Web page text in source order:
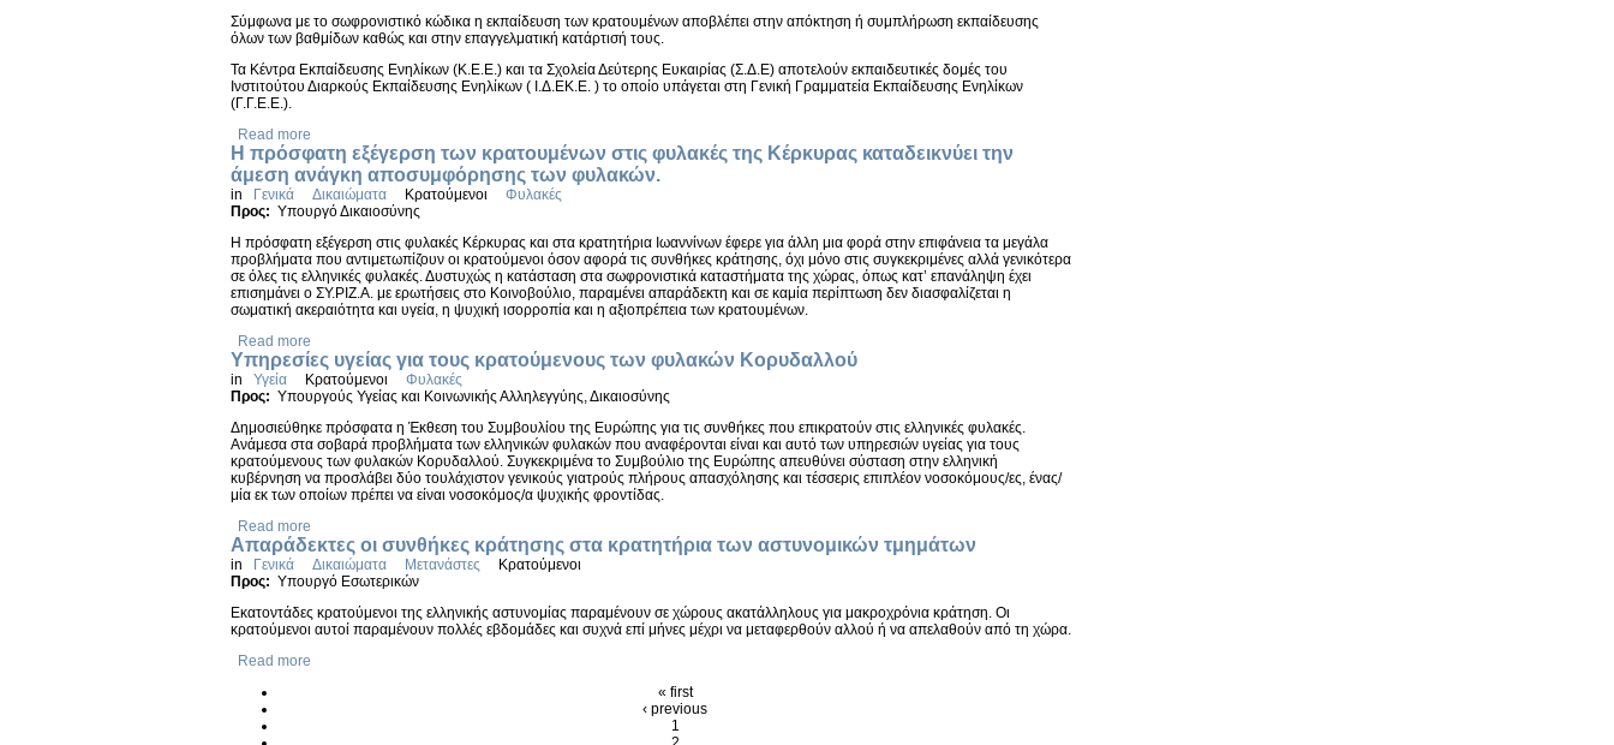
Σύμφωνα με το σωφρονιστικό κώδικα η εκπαίδευση των κρατουμένων αποβλέπει στην απόκτηση ή συμπλήρωση εκπαίδευσης
όλων των βαθμίδων καθώς και στην επαγγελματική κατάρτισή τους.
Τα Κέντρα Εκπαίδευσης Ενηλίκων (Κ.Ε.Ε.) και τα Σχολεία Δεύτερης Ευκαιρίας (Σ.Δ.Ε) αποτελούν εκπαιδευτικές δομές του
Ινστιτούτου Διαρκούς Εκπαίδευσης Ενηλίκων ( Ι.Δ.ΕΚ.Ε. ) το οποίο υπάγεται στη Γενική Γραμματεία Εκπαίδευσης Ενηλίκων
(Γ.Γ.Ε.Ε.).
Read more
Η πρόσφατη εξέγερση των κρατουμένων στις φυλακές της Κέρκυρας καταδεικνύει την
άμεση ανάγκη αποσυμφόρησης των φυλακών.
in Γενικά Δικαιώματα Κρατούμενοι
Φυλακές
Προς: Υπουργό Δικαιοσύνης
Η πρόσφατη εξέγερση στις φυλακές Κέρκυρας και στα κρατητήρια Ιωαννίνων έφερε για άλλη μια φορά στην επιφάνεια τα μεγάλα
προβλήματα που αντιμετωπίζουν οι κρατούμενοι όσον αφορά τις συνθήκες κράτησης, όχι μόνο στις συγκεκριμένες αλλά γενικότερα
σε όλες τις ελληνικές φυλακές. Δυστυχώς η κατάσταση στα σωφρονιστικά καταστήματα της χώρας, όπως κατ’ επανάληψη έχει
επισημάνει ο ΣΥ.ΡΙΖ.Α. με ερωτήσεις στο Κοινοβούλιο, παραμένει απαράδεκτη και σε καμία περίπτωση δεν διασφαλίζεται η
σωματική ακεραιότητα και υγεία, η ψυχική ισορροπία και η αξιοπρέπεια των κρατουμένων.
Read more
Υπηρεσίες υγείας για τους κρατούμενους των φυλακών Κορυδαλλού
in Υγεία Κρατούμενοι
Φυλακές
Προς: Υπουργούς Υγείας και Κοινωνικής Αλληλεγγύης, Δικαιοσύνης
Δημοσιεύθηκε πρόσφατα η Έκθεση του Συμβουλίου της Ευρώπης για τις συνθήκες που επικρατούν στις ελληνικές φυλακές.
Ανάμεσα στα σοβαρά προβλήματα των ελληνικών φυλακών που αναφέρονται είναι και αυτό των υπηρεσιών υγείας για τους
κρατούμενους των φυλακών Κορυδαλλού. Συγκεκριμένα το Συμβούλιο της Ευρώπης απευθύνει σύσταση στην ελληνική
κυβέρνηση να προσλάβει δύο τουλάχιστον γενικούς γιατρούς πλήρους απασχόλησης και τέσσερις επιπλέον νοσοκόμους/ες, ένας/
μία εκ των οποίων πρέπει να είναι νοσοκόμος/α ψυχικής φροντίδας.
Read more
Απαράδεκτες οι συνθήκες κράτησης στα κρατητήρια των αστυνομικών τμημάτων
in Γενικά Δικαιώματα Μετανάστες
Κρατούμενοι
Προς: Υπουργό Εσωτερικών
Εκατοντάδες κρατούμενοι της ελληνικής αστυνομίας παραμένουν σε χώρους ακατάλληλους για μακροχρόνια κράτηση. Οι
κρατούμενοι αυτοί παραμένουν πολλές εβδομάδες και συχνά επί μήνες μέχρι να μεταφερθούν αλλού ή να απελαθούν από τη χώρα.
Read more
« first
‹ previous
1